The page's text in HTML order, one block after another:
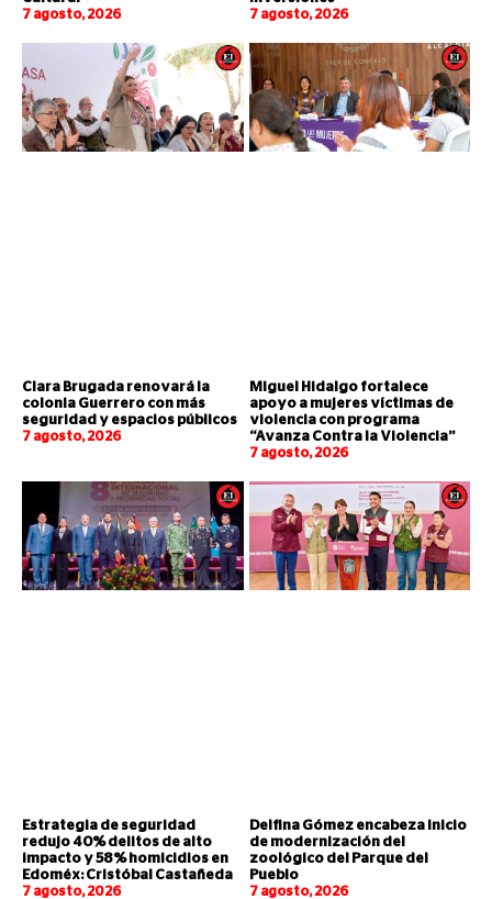
7 agosto, 2026 7 agosto, 2026
Clara Brugada renovará la
colonia Guerrero con más
seguridad y espacios públicos
7 agosto, 2026
Miguel Hidalgo fortalece
apoyo a mujeres víctimas de
violencia con programa
“Avanza Contra la Violencia”
7 agosto, 2026
Estrategia de seguridad
redujo 40% delitos de alto
impacto y 58% homicidios en
Edoméx: Cristóbal Castañeda
7 agosto, 2026
Delfina Gómez encabeza inicio
de modernización del
zoológico del Parque del
Pueblo
7 agosto, 2026